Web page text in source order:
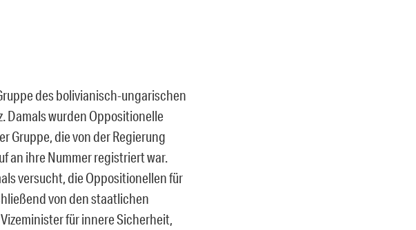
des bolivianisch-ungarischen
Damals wurden Oppositionelle
Gruppe, die von der Regierung
an ihre Nummer registriert war.
versucht, die Oppositionellen für
von den staatlichen
für innere Sicherheit,